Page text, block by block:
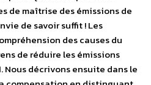
de maîtrise des émissions de
de savoir suffit ! Les
des causes du
de réduire les émissions
Nous décrivons ensuite dans le